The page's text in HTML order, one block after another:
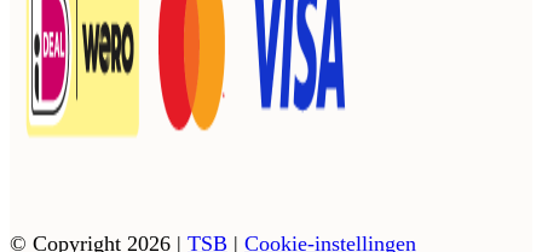
© Copyright 2026 | TSB | Cookie-instellingen